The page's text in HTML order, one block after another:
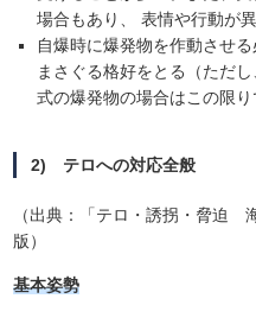
場合もあり、 表情や行動が
自爆時に爆発物を作動させ
まさぐる格好をとる（ただ
式の爆発物の場合はこの限り
2) テロへの対応全般
（出典：「テロ・誘拐・脅迫
版）
基本姿勢